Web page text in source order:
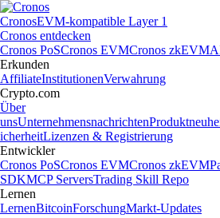
CronosEVM-kompatible Layer 1
Cronos entdecken
Cronos PoSCronos EVMCronos zkEVM
Erkunden
AffiliateInstitutionenVerwahrung
Crypto.com
Über
unsUnternehmensnachrichten
icherheitLizenzen & Registrierung
Entwickler
Cronos PoSCronos EVMCronos zkEVM
SDKMCP ServersTrading Skill Repo
Lernen
LernenBitcoinForschungMarkt-Updates